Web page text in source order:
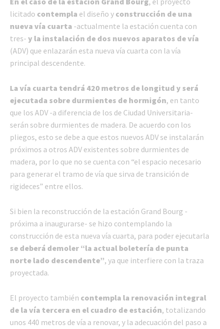
licitado contempla el diseño y construcción de una
nueva vía cuarta -actualmente la estación cuenta con
tres- y la instalación de dos nuevos aparatos de vía
(ADV) que enlazarán esta nueva vía cuarta con la vía
principal descendente.
La vía cuarta tendrá 420 metros de longitud y será
ejecutada sobre durmientes de hormigón, en tanto
que los ADV -a diferencia de los de Ciudad Universitaria-
serán sobre durmientes de madera. De acuerdo con los
pliegos, esto se debe a que estos nuevos ADV se instalarán
próximos a otros ADV existentes sobre durmientes de
madera, por lo que no se cuenta con “el espacio necesario
para generar el tramo de vía que sirva de transición de
rigideces” entre ellos.
Si bien la reconstrucción de la estación Grand Bourg -
próxima a inaugurarse- se hizo contemplando la
construcción de esta nueva vía cuarta, para poder ejecutarla
se deberá demoler “la actual boletería de punta
norte lado descendente”, ya que interfiere con la traza
proyectada.
El proyecto también contempla la renovación integral
de la vía tercera en el cuadro de estación, totalizando
unos 440 metros de vía a renovar, y la adecuación del paso a